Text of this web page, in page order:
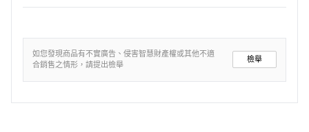
如您發現商品有不實廣告、侵害智慧財產權或其他不適
合銷售之情形，請提出檢舉
檢舉